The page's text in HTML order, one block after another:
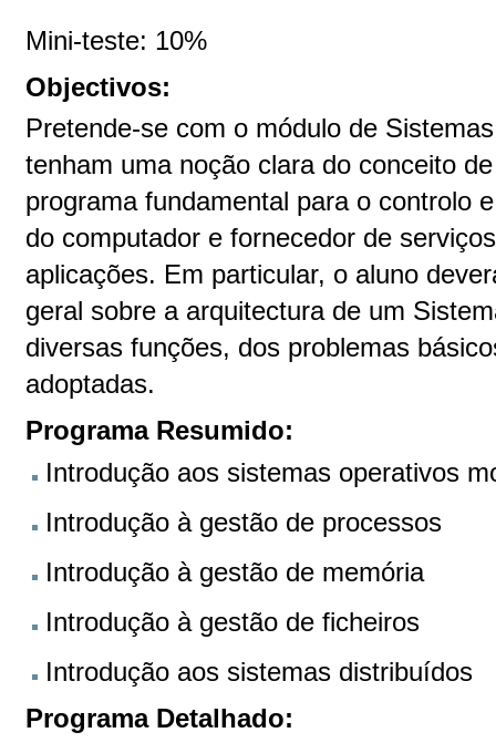
Mini-teste: 10%
Objectivos:
Pretende-se com o módulo de
tenham uma noção clara do conceito
programa fundamental para o controlo
do computador e fornecedor de
aplicações. Em particular, o aluno
geral sobre a arquitectura de um
diversas funções, dos problemas
adoptadas.
Programa Resumido:
Introdução aos sistemas operativos
Introdução à gestão de processos
Introdução à gestão de memória
Introdução à gestão de ficheiros
Introdução aos sistemas distribuídos
Programa Detalhado: